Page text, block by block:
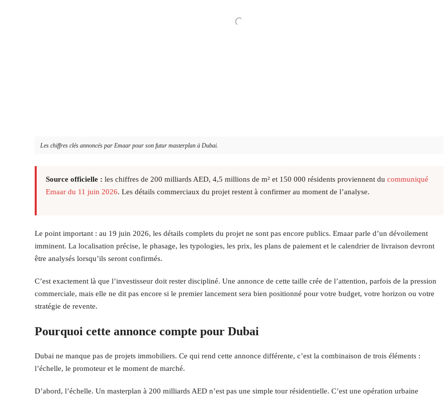
Les chiffres clés annoncés par Emaar pour son futur masterplan à Dubai.
Source officielle : les chiffres de 200 milliards AED, 4,5 millions de m² et 150 000 résidents proviennent du communiqué
Emaar du 11 juin 2026. Les détails commerciaux du projet restent à confirmer au moment de l’analyse.
Le point important : au 19 juin 2026, les détails complets du projet ne sont pas encore publics. Emaar parle d’un dévoilement
imminent. La localisation précise, le phasage, les typologies, les prix, les plans de paiement et le calendrier de livraison devront
être analysés lorsqu’ils seront confirmés.
C’est exactement là que l’investisseur doit rester discipliné. Une annonce de cette taille crée de l’attention, parfois de la pression
commerciale, mais elle ne dit pas encore si le premier lancement sera bien positionné pour votre budget, votre horizon ou votre
stratégie de revente.
Pourquoi cette annonce compte pour Dubai
Dubai ne manque pas de projets immobiliers. Ce qui rend cette annonce différente, c’est la combinaison de trois éléments :
l’échelle, le promoteur et le moment de marché.
D’abord, l’échelle. Un masterplan à 200 milliards AED n’est pas une simple tour résidentielle. C’est une opération urbaine